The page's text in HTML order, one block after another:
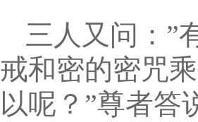
三人又问：”
戒和密的密咒
以呢？”尊者答